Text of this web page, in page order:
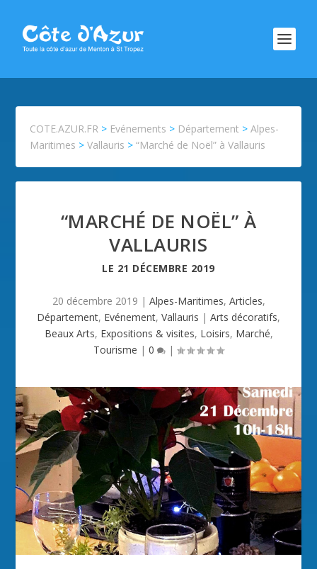
COTE.AZUR.FR > Evénements > Département >Alpes-
Maritimes >Vallauris >“Marché de Noël” à Vallauris
“MARCHÉ DE NOËL” À
VALLAURIS
LE 21 DÉCEMBRE 2019
20 décembre 2019 | Alpes-Maritimes, Articles,
Département, Evénement, Vallauris | Arts décoratifs,
Beaux Arts, Expositions & visites, Loisirs, Marché,
Tourisme | 0 |